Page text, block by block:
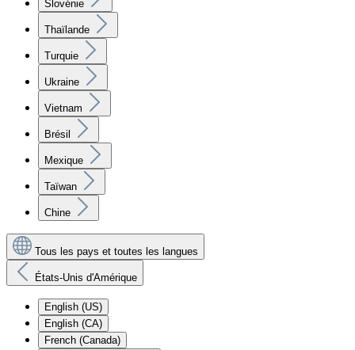
Slovénie
Thaïlande
Turquie
Ukraine
Vietnam
Brésil
Mexique
Taïwan
Chine
Tous les pays et toutes les langues
États-Unis d'Amérique
English (US)
English (CA)
French (Canada)